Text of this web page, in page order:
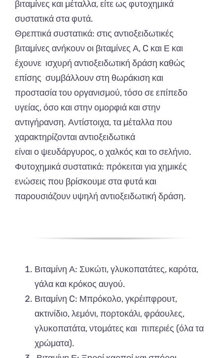
βιταμίνες και μέταλλα, είτε ως φυτοχημικά
συστατικά στα φυτά.
Θρεπτικά συστατικά: στις αντιοξειδωτικές
βιταμίνες ανήκουν οι βιταμίνες Α, C και Ε και
έχουνε ισχυρή αντιοξειδωτική δράση καθώς
επίσης συμβάλλουν στη θωράκιση και
προστασία του οργανισμού, τόσο σε επίπεδο
υγείας, όσο και στην ομορφιά και στην
αντιγήρανση. Αντίστοιχα, τα μέταλλα που
χαρακτηρίζονται αντιοξειδωτικά
είναι ο ψευδάργυρος, ο χαλκός και το σελήνιο.
Φυτοχημικά συστατικά: πρόκειται για χημικές
ενώσεις που βρίσκουμε στα φυτά και
παρουσιάζουν υψηλή αντιοξειδωτική δράση.
Βιταμίνη Α: Συκώτι, γλυκοπατάτες, καρότα,
γάλα και κρόκος αυγού.
Βιταμίνη C: Μπρόκολο, γκρέιπφρουτ,
ακτινίδιο, λεμόνι, πορτοκάλι, φράουλες,
γλυκοπατάτα, ντομάτες και πιπεριές (όλα τα
χρώματα).